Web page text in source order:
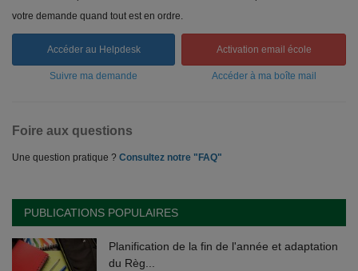
votre demande quand tout est en ordre.
Accéder au Helpdesk Activation email école
Suivre ma demande Accéder à ma boîte mail
Foire aux questions
Une question pratique ? Consultez notre "FAQ"
PUBLICATIONS POPULAIRES
Planification de la fin de l'année et adaptation
du Règ...